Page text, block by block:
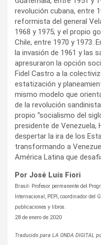
revolución cubana, entre
reformista del general
1968 y 1975; y el propio
Chile, entre 1970 y 1973.
la invasión de 1961 y las
apresuraron la opción
Fidel Castro a la
estatización y
mismo modelo que
de la revolución
propio “socialismo del
presidente de Venezuela,
despertar la ira de los
transformando a
América Latina que
Por José Luís Fiori
Brasil- Profesor permanente del
Internacional, PEPI, coordinador del
publicaciones y libros.
28 de enero de 2020
Traducido para LA ONDA DIGITAL